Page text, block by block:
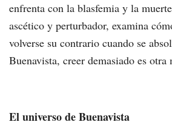
enfrenta con la blasfemia y la
ascético y perturbador, examina
volverse su contrario cuando se
Buenavista, creer demasiado es otra
El universo de Buenavista